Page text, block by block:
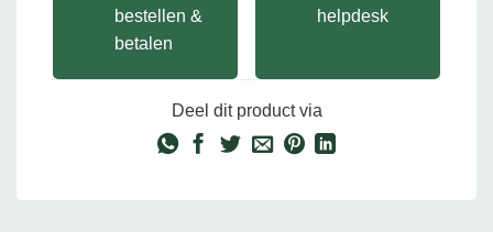
bestellen &
betalen
helpdesk
Deel dit product via